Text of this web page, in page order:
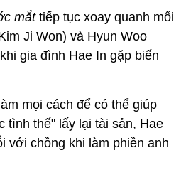
mắttiếp tục xoay quanh mối
Ji Won) và Hyun Woo
gia đình Hae In gặp biến
mọi cách để có thể giúp
tình thế" lấy lại tài sản, Hae
với chồng khi làm phiền anh